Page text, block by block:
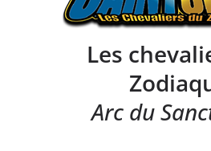
Les
Arc du